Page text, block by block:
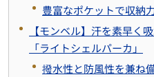
豊富なポケットで収納
【モンベル】汗を素早く
「ライトシェルパーカ」
撥水性と防風性を兼ね